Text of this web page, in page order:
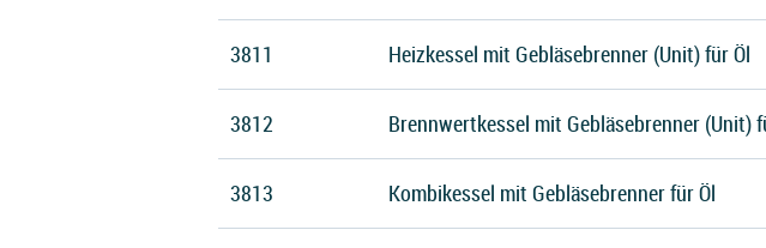
3811 Heizkessel mit Gebläsebrenner (Unit) für Öl
3812 Brennwertkessel mit Gebläsebrenner (Unit)
3813 Kombikessel mit Gebläsebrenner für Öl